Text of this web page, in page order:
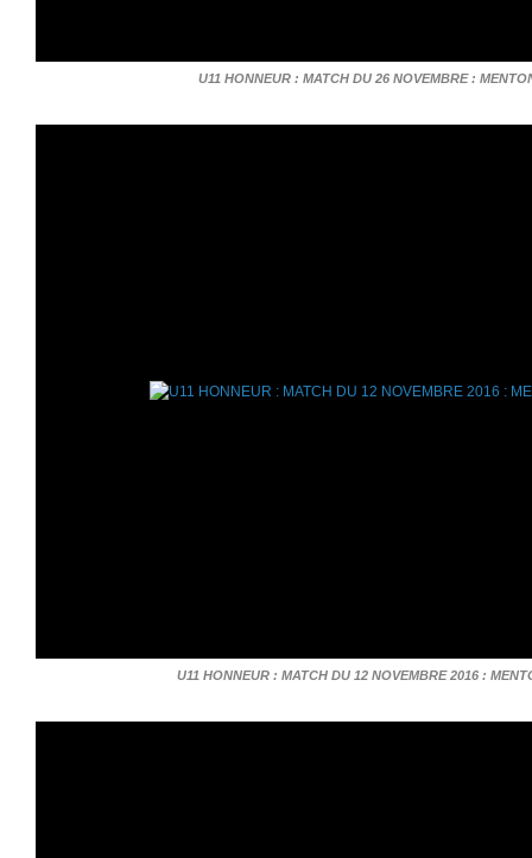
U11 HONNEUR : MATCH DU 26 NOVEMBRE :
U11 HONNEUR : MATCH DU 12 NOVEMBRE 2016 :